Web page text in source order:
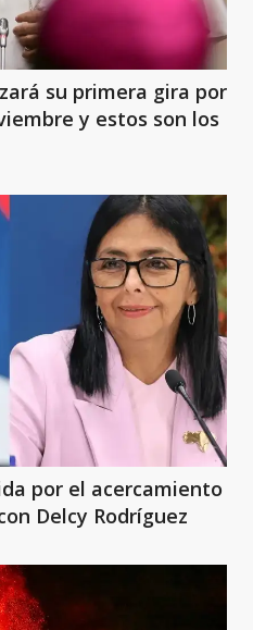
su primera gira por
y estos son los
por el acercamiento
Delcy Rodríguez